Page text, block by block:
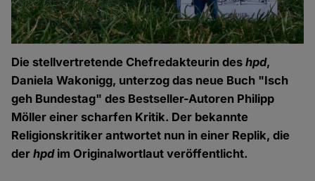
Die stellvertretende Chefredakteurin deshpd,
Daniela Wakonigg, unterzog das neue Buch "Isch
geh Bundestag" des Bestseller-Autoren Philipp
Möller einer scharfen Kritik. Der bekannte
Religionskritiker antwortet nun in einer Replik, die
derhpdim Originalwortlaut veröffentlicht.